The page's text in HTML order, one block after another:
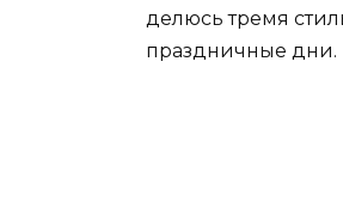
делюсь тремя
праздничные дни.